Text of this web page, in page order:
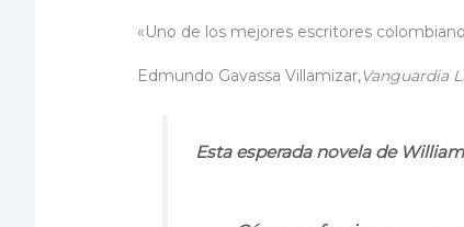
«Uno de los mejores escritores
Edmundo Gavassa Villamizar,Vanguardia
Esta esperada novela de